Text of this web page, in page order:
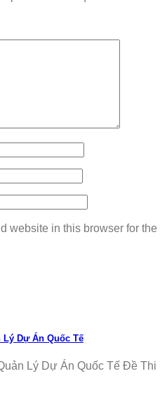
website in this browser for the
Lý Dự Án Quốc Tế
Lý Dự Án Quốc Tế Đề Thi